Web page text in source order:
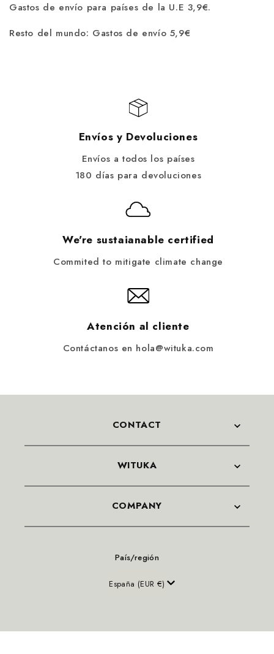
Gastos de envío para países de la U.E 3,9€.
Resto del mundo: Gastos de envío 5,9€
Envíos y Devoluciones
Envíos a todos los países
180 días para devoluciones
We're sustaianable certified
Commited to mitigate climate change
Atención al cliente
Contáctanos en hola@wituka.com
CONTACT
WITUKA
COMPANY
País/región
España (EUR €)